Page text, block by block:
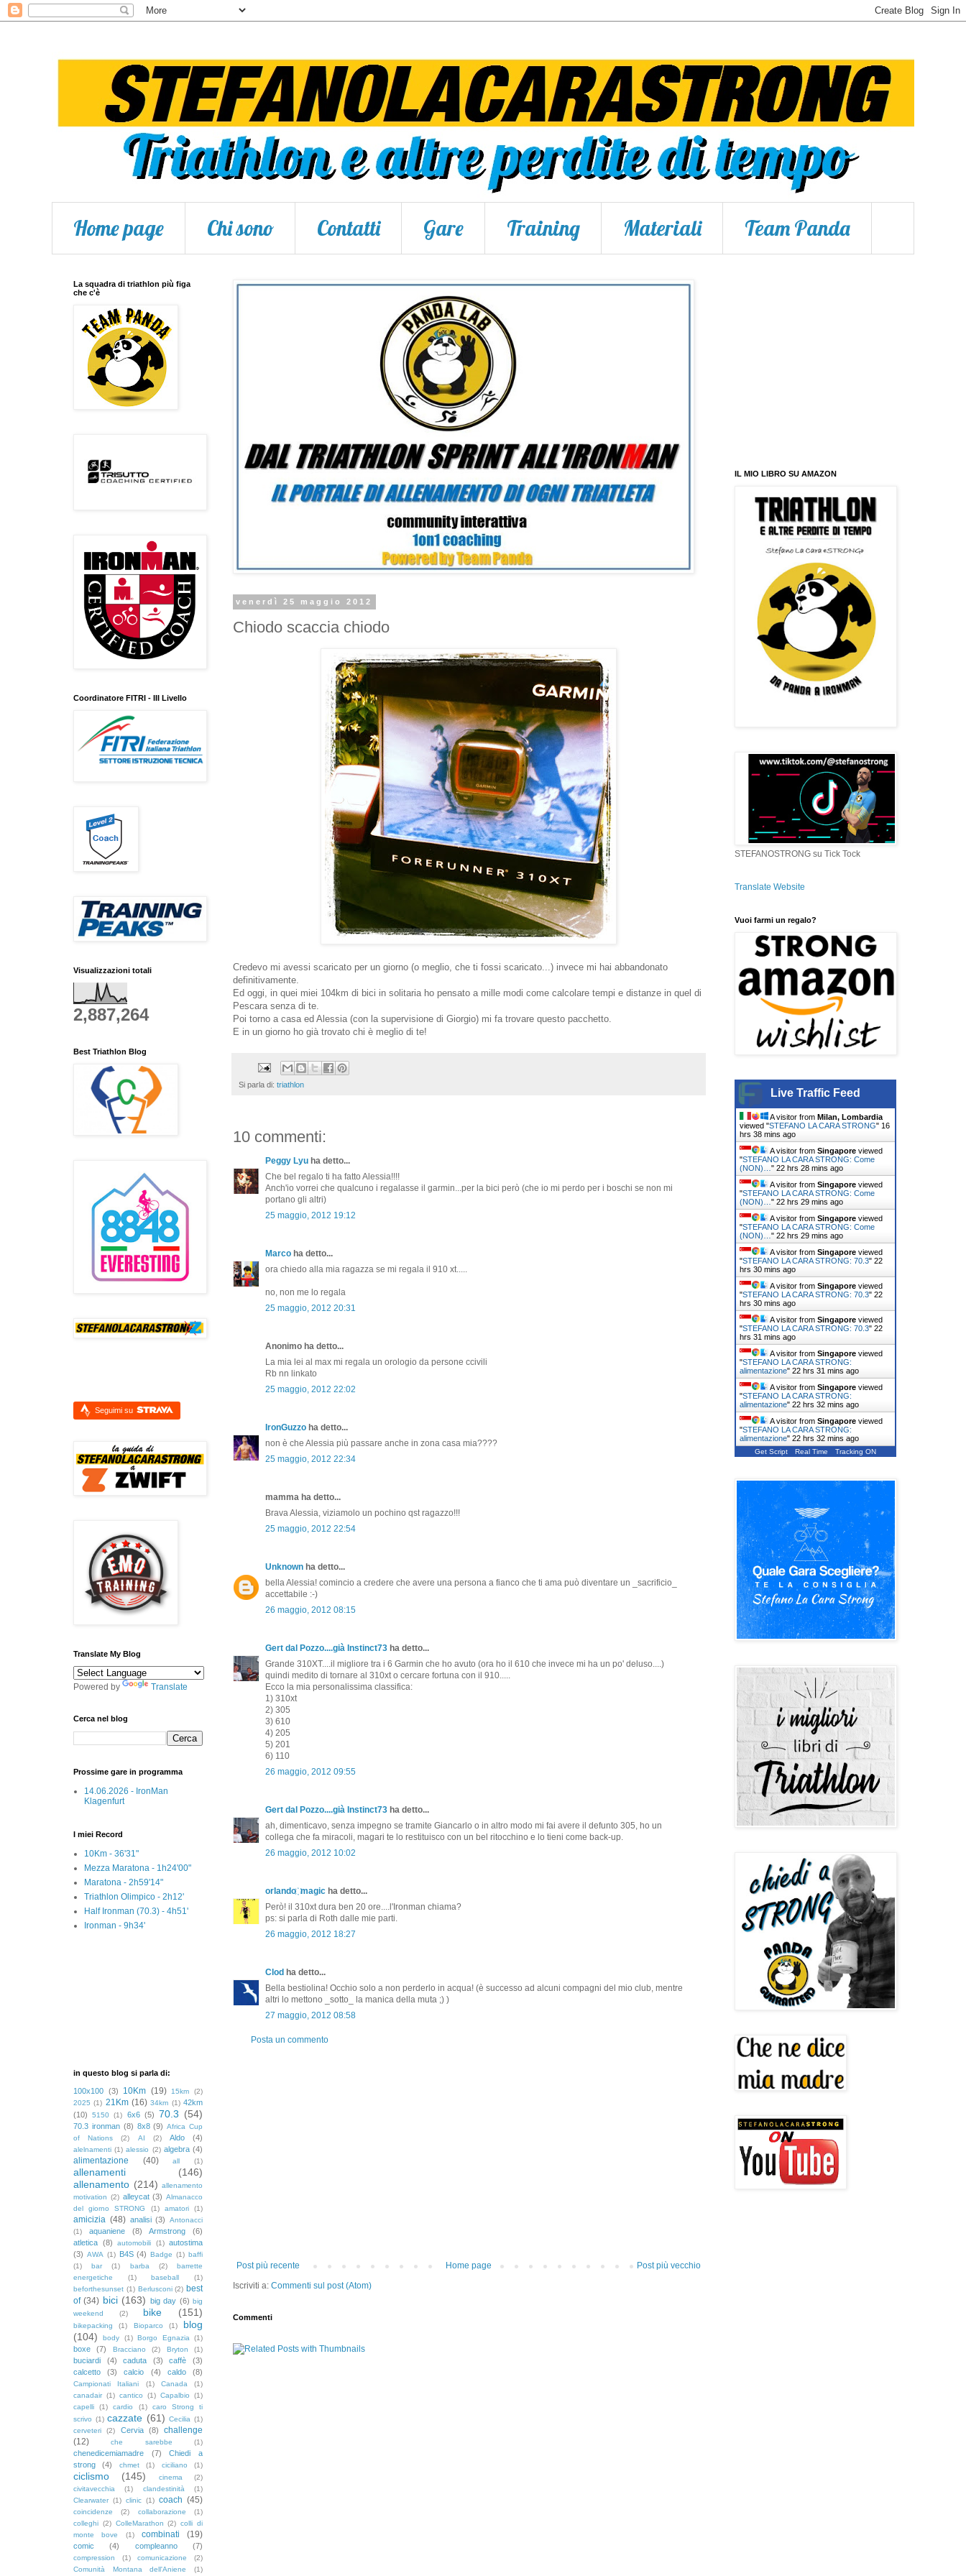
Home page Chi sono Contatti Gare Training Materiali Team Panda
venerdì 25 maggio 2012
Chiodo scaccia chiodo
Credevo mi avessi scaricato per un giorno (o meglio, che ti fossi scaricato...) invece mi hai abbandonato
definitivamente.
Ed oggi, in quei miei 104km di bici in solitaria ho pensato a mille modi come calcolare tempi e distanze in quel di
Pescara senza di te.
Poi torno a casa ed Alessia (con la supervisione di Giorgio) mi fa trovare questo pacchetto.
E in un giorno ho già trovato chi è meglio di te!
Si parla di: triathlon
10 commenti:
Peggy Lyu ha detto...
Che bel regalo ti ha fatto Alessia!!!!
Anch'io vorrei che qualcuno i regalasse il garmin...per la bici però (che io mi perdo per i boschi se non mi
portano gli altri)
25 maggio, 2012 19:12
Marco ha detto...
ora chiedo alla mia ragazza se mi regala il 910 xt.....
no, non me lo regala
25 maggio, 2012 20:31
Anonimo ha detto...
La mia lei al max mi regala un orologio da persone ccivili
Rb nn linkato
25 maggio, 2012 22:02
IronGuzzo ha detto...
non è che Alessia più passare anche in zona casa mia????
25 maggio, 2012 22:34
mamma ha detto...
Brava Alessia, viziamolo un pochino qst ragazzo!!!
25 maggio, 2012 22:54
Unknown ha detto...
bella Alessia! comincio a credere che avere una persona a fianco che ti ama può diventare un _sacrificio_
accettabile :-)
26 maggio, 2012 08:15
Gert dal Pozzo....già Instinct73 ha detto...
Grande 310XT....il migliore tra i 6 Garmin che ho avuto (ora ho il 610 che invece mi ha un po' deluso....)
quindi medito di tornare al 310xt o cercare fortuna con il 910.....
Ecco la mia personalissima classifica:
1) 310xt
2) 305
3) 610
4) 205
5) 201
6) 110
26 maggio, 2012 09:55
Gert dal Pozzo....già Instinct73 ha detto...
ah, dimenticavo, senza impegno se tramite Giancarlo o in altro modo mi fai avere il defunto 305, ho un
collega che fa miracoli, magari te lo restituisco con un bel ritocchino e lo tieni come back-up.
26 maggio, 2012 10:02
orlando ҉ magic ha detto...
Però! il 310xt dura ben 20 ore....l'Ironman chiama?
ps: si parla di Roth dalle mie parti.
26 maggio, 2012 18:27
Clod ha detto...
Bella bestiolina! Occhio solo a non perderlo in acqua! (è successo ad alcuni compagni del mio club, mentre
altri lo mettono _sotto_ la manica della muta ;) )
27 maggio, 2012 08:58
Posta un commento
Post più recente Post più vecchio
Home page
Iscriviti a: Commenti sul post (Atom)
Commenti
La squadra di triathlon più figa
che c'è
Coordinatore FITRI - III Livello
Visualizzazioni totali
2,887,264
Best Triathlon Blog
Seguimi su
Translate My Blog
Powered by Translate
Cerca nel blog
Prossime gare in programma
14.06.2026 - IronMan
Klagenfurt
I miei Record
10Km - 36'31"
Mezza Maratona - 1h24'00"
Maratona - 2h59'14"
Triathlon Olimpico - 2h12'
Half Ironman (70.3) - 4h51'
Ironman - 9h34'
in questo blog si parla di:
100x100 (3) 10Km (19) 15km
(2)
2025 (1) 21Km (16) 34km (1) 42km
(10)
5150 (1) 6x6 (5) 70.3 (54)
70.3 ironman (8) 8x8 (9) Africa Cup
of Nations
(2) AI (2) Aldo (4)
alelnamenti (1) alessio (2) algebra (4)
alimentazione (40) all (1)
allenamenti
(146)
allenamento (214) allenamento
motivation (2) alleycat (3) Almanacco
del giorno STRONG
(1) amatori (1)
amicizia (48) analisi (3)
Antonacci
(1)
aquaniene (8) Armstrong
(6)
atletica (8) automobili (1) autostima
(3) AWA (1) B4S (4) Badge (1) baffi
(1)
bar (1) barba (2)
barrette
energetiche
(1) baseball
(1)
beforthesunset (1) Berlusconi (2) best
of (34) bici (163) big day (6) big
weekend
(2) bike (151)
bikepacking (1) Bioparco (1)
blog
(104)
body (1) Borgo Egnazia (1)
boxe (7) Bracciano (2) Bryton (1)
buciardi (4) caduta (3) caffè
(3)
calcetto
(3) calcio (4) caldo (8)
Campionati Italiani (1) Canada
(1)
canadair (1) cantico (1) Capalbio
(1)
capelli
(1) cardio (1)
caro Strong ti
scrivo (1) cazzate (61) Cecilia (1)
cerveteri
(2) Cervia (8)
challenge
(12)
che sarebbe (1)
chenedicemiamadre (7)
Chiedi a
strong
(4) chmet (1) ciciliano (1)
ciclismo (145) cinema
(2)
civitavecchia
(1) clandestinità
(1)
Clearwater (1) clinic (1) coach (45)
coincidenze (2) collaborazione
(1)
colleghi (2) ColleMarathon (2) colli di
monte bove
(1) combinati (19)
comic (4) compleanno (7)
compression (1) comunicazione
(2)
Comunità Montana dell'Aniene
(1)
IL MIO LIBRO SU AMAZON
STEFANOSTRONG su Tick Tock
Translate Website
Vuoi farmi un regalo?
Live Traffic Feed
A visitor from Milan, Lombardia
viewed "STEFANO LA CARA STRONG" 16
hrs 38 mins ago
A visitor from Singapore viewed
"STEFANO LA CARA STRONG: Come
(NON)… " 22 hrs 28 mins ago
A visitor from Singapore viewed
"STEFANO LA CARA STRONG: Come
(NON)… " 22 hrs 29 mins ago
A visitor from Singapore viewed
"STEFANO LA CARA STRONG: Come
(NON)… " 22 hrs 29 mins ago
A visitor from Singapore viewed
"STEFANO LA CARA STRONG: 70.3" 22
hrs 30 mins ago
A visitor from Singapore viewed
"STEFANO LA CARA STRONG: 70.3" 22
hrs 30 mins ago
A visitor from Singapore viewed
"STEFANO LA CARA STRONG: 70.3" 22
hrs 31 mins ago
A visitor from Singapore viewed
"STEFANO LA CARA STRONG:
alimentazione" 22 hrs 31 mins ago
A visitor from Singapore viewed
"STEFANO LA CARA STRONG:
alimentazione" 22 hrs 32 mins ago
A visitor from Singapore viewed
"STEFANO LA CARA STRONG:
alimentazione" 22 hrs 32 mins ago
Get Script Real Time Tracking ON